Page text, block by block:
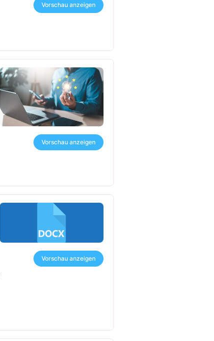
Vorschau anzeigen
Vorschau anzeigen
Vorschau anzeigen